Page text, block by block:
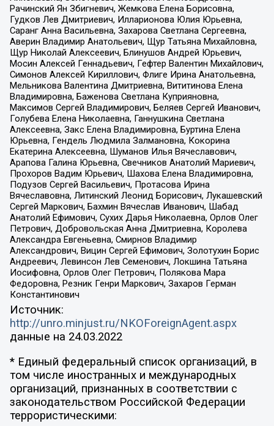
Рачинский Ян Збигневич, Жемкова Елена Борисовна,
Гудков Лев Дмитриевич, Илларионова Юлия Юрьевна,
Саранг Анна Васильевна, Захарова Светлана Сергеевна,
Аверин Владимир Анатольевич, Щур Татьяна Михайловна,
Щур Николай Алексеевич, Блинушов Андрей Юрьевич,
Мосин Алексей Геннадьевич, Гефтер Валентин Михайлович,
Симонов Алексей Кириллович, Флиге Ирина Анатольевна,
Мельникова Валентина Дмитриевна, Вититинова Елена
Владимировна, Баженова Светлана Куприяновна,
Максимов Сергей Владимирович, Беляев Сергей Иванович,
Голубева Елена Николаевна, Ганнушкина Светлана
Алексеевна, Закс Елена Владимировна, Буртина Елена
Юрьевна, Гендель Людмила Залмановна, Кокорина
Екатерина Алексеевна, Шуманов Илья Вячеславович,
Арапова Галина Юрьевна, Свечников Анатолий Мариевич,
Прохоров Вадим Юрьевич, Шахова Елена Владимировна,
Подузов Сергей Васильевич, Протасова Ирина
Вячеславовна, Литинский Леонид Борисович, Лукашевский
Сергей Маркович, Бахмин Вячеслав Иванович, Шабад
Анатолий Ефимович, Сухих Дарья Николаевна, Орлов Олег
Петрович, Добровольская Анна Дмитриевна, Королева
Александра Евгеньевна, Смирнов Владимир
Александрович, Вицин Сергей Ефимович, Золотухин Борис
Андреевич, Левинсон Лев Семенович, Локшина Татьяна
Иосифовна, Орлов Олег Петрович, Полякова Мара
Федоровна, Резник Генри Маркович, Захаров Герман
Константинович
Источник:
http://unro.minjust.ru/NKOForeignAgent.aspx
данные на 24.03.2022
* Единый федеральный список организаций, в
том числе иностранных и международных
организаций, признанных в соответствии с
законодательством Российской Федерации
террористическими: